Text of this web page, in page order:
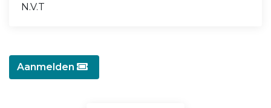
N.V.T
Aanmelden